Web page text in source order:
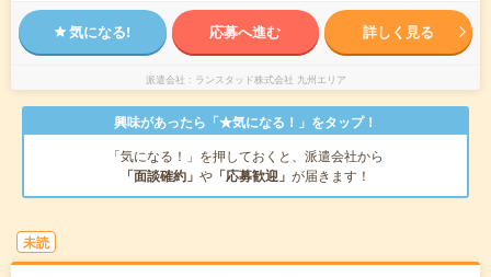
気になる! 応募へ進む 詳しく見る
派遣会社 ランスタッド株式会社 九州エリア
興味があったら「★気になる！」をタップ！
「気になる！」を押しておくと、派遣会社から
「面談確約」 や 「応募歓迎」 が届きます！
未読